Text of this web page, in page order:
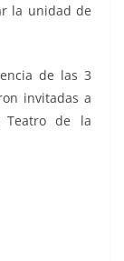
la unidad de
de las 3
invitadas a
Teatro de la